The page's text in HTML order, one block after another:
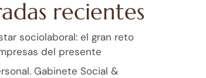
recientes
sociolaboral: el gran reto
del presente
Gabinete Social &